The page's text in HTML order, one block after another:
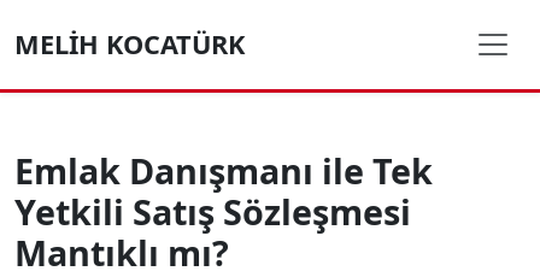
MELIH KOCATÜRK
Emlak Danışmanı ile Tek
Yetkili Satış Sözleşmesi
Mantıklı mı?